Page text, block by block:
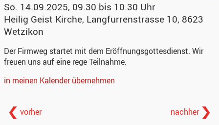
So. 14.09.2025, 09.30 bis 10.30 Uhr
Heilig Geist Kirche, Langfurrenstrasse 10, 8623
Wetzikon
Der Firmweg startet mit dem Eröffnungsgottesdienst. Wir
freuen uns auf eine rege Teilnahme.
in meinen Kalender übernehmen
vorher nachher